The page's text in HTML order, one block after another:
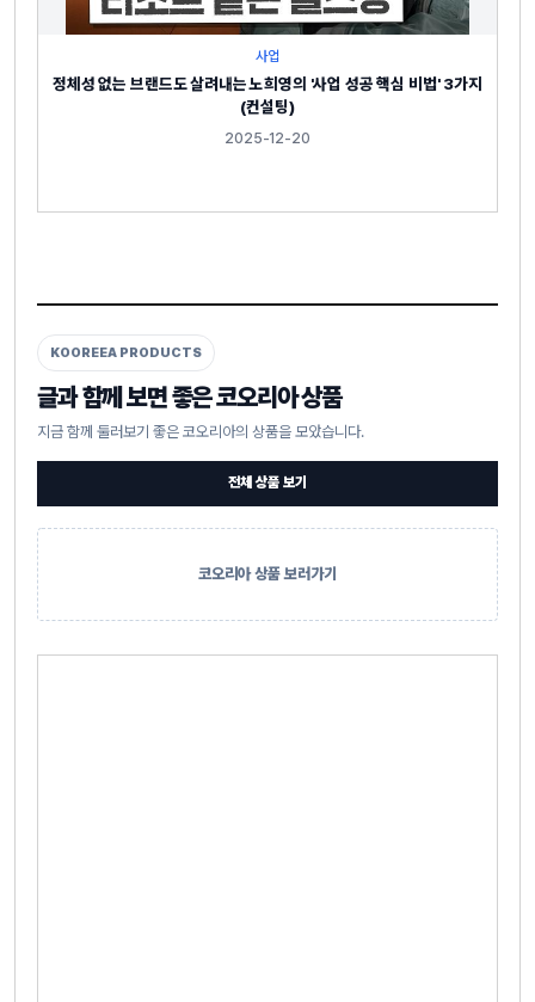
사업
정체성 없는 브랜드도 살려내는 노희영의 '사업 성공 핵심 비법' 3가지
(컨설팅)
2025-12-20
KOOREEA PRODUCTS
글과 함께 보면 좋은 코오리아 상품
지금 함께 둘러보기 좋은 코오리아의 상품을 모았습니다.
전체 상품 보기
코오리아 상품 보러가기